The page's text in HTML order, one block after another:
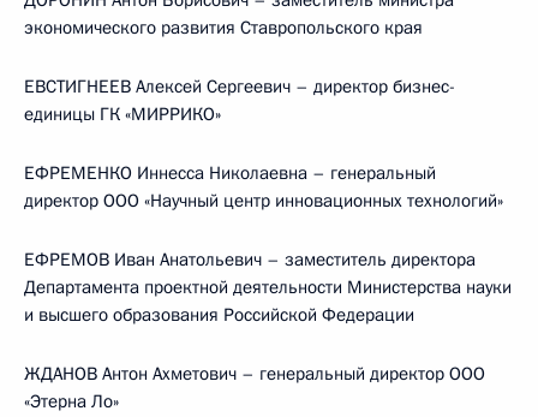
экономического развития Ставропольского края
ЕВСТИГНЕЕВ Алексей Сергеевич – директор бизнес-
единицы ГК «МИРРИКО»
ЕФРЕМЕНКО Иннесса Николаевна – генеральный
директор ООО «Научный центр инновационных технологий»
ЕФРЕМОВ Иван Анатольевич – заместитель директора
Департамента проектной деятельности Министерства науки
и высшего образования Российской Федерации
ЖДАНОВ Антон Ахметович – генеральный директор ООО
«Этерна Ло»